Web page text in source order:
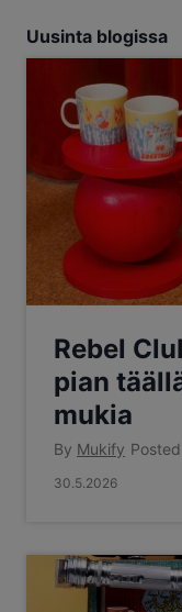
Uusinta blogissa
Rebel
pian
mukia
By Mukify
30.5.2026